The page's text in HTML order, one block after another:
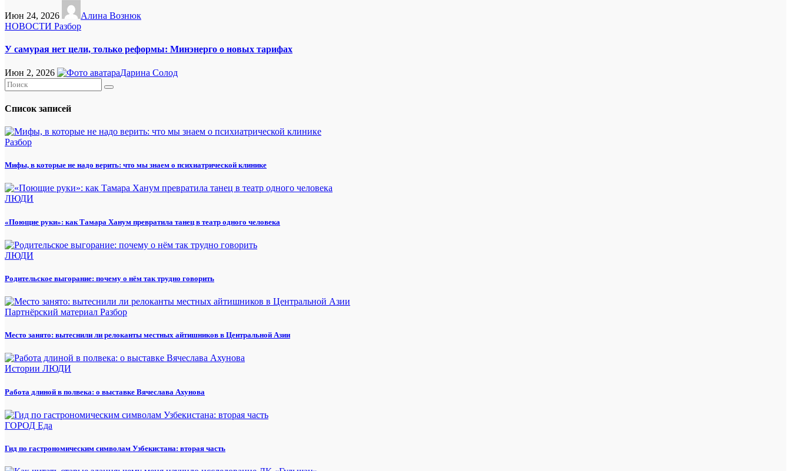
Июн 24, 2026
Алина Вознюк
НОВОСТИ Разбор
У самурая нет цели, только реформы: Минэнерго о новых тарифах
Июн 2, 2026 Дарина Солод
Список записей
Разбор
Мифы, в которые не надо верить: что мы знаем о психиатрической клинике
ЛЮДИ
«Поющие руки»: как Тамара Ханум превратила танец в театр одного человека
ЛЮДИ
Родительское выгорание: почему о нём так трудно говорить
Партнёрский материал Разбор
Место занято: вытеснили ли релоканты местных айтишников в Центральной Азии
Истории ЛЮДИ
Работа длиной в полвека: о выставке Вячеслава Ахунова
ГОРОД Еда
Гид по гастрономическим символам Узбекистана: вторая часть